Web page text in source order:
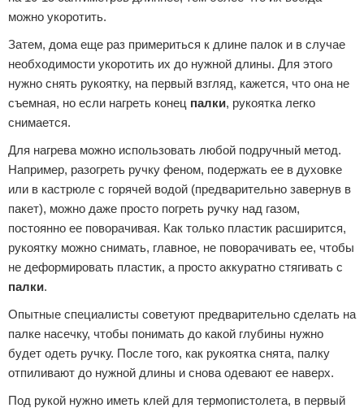
можно укоротить.
Затем, дома еще раз примериться к длине палок и в случае
необходимости укоротить их до нужной длины. Для этого
нужно снять рукоятку, на первый взгляд, кажется, что она не
съемная, но если нагреть конец палки, рукоятка легко
снимается.
Для нагрева можно использовать любой подручный метод.
Например, разогреть ручку феном, подержать ее в духовке
или в кастрюле с горячей водой (предварительно завернув в
пакет), можно даже просто погреть ручку над газом,
постоянно ее поворачивая. Как только пластик расширится,
рукоятку можно снимать, главное, не поворачивать ее, чтобы
не деформировать пластик, а просто аккуратно стягивать с
палки.
Опытные специалисты советуют предварительно сделать на
палке насечку, чтобы понимать до какой глубины нужно
будет одеть ручку. После того, как рукоятка снята, палку
отпиливают до нужной длины и снова одевают ее наверх.
Под рукой нужно иметь клей для термопистолета, в первый